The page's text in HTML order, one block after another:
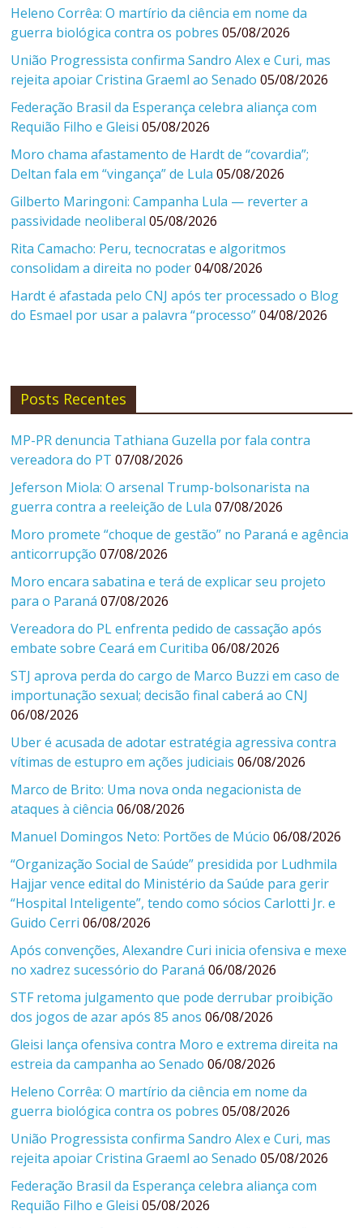
Heleno Corrêa: O martírio da ciência em nome da
guerra biológica contra os pobres 05/08/2026
União Progressista confirma Sandro Alex e Curi, mas
rejeita apoiar Cristina Graeml ao Senado 05/08/2026
Federação Brasil da Esperança celebra aliança com
Requião Filho e Gleisi 05/08/2026
Moro chama afastamento de Hardt de “covardia”;
Deltan fala em “vingança” de Lula 05/08/2026
Gilberto Maringoni: Campanha Lula — reverter a
passividade neoliberal 05/08/2026
Rita Camacho: Peru, tecnocratas e algoritmos
consolidam a direita no poder 04/08/2026
Hardt é afastada pelo CNJ após ter processado o Blog
do Esmael por usar a palavra “processo” 04/08/2026
Posts Recentes
MP-PR denuncia Tathiana Guzella por fala contra
vereadora do PT 07/08/2026
Jeferson Miola: O arsenal Trump-bolsonarista na
guerra contra a reeleição de Lula 07/08/2026
Moro promete “choque de gestão” no Paraná e agência
anticorrupção 07/08/2026
Moro encara sabatina e terá de explicar seu projeto
para o Paraná 07/08/2026
Vereadora do PL enfrenta pedido de cassação após
embate sobre Ceará em Curitiba 06/08/2026
STJ aprova perda do cargo de Marco Buzzi em caso de
importunação sexual; decisão final caberá ao CNJ
06/08/2026
Uber é acusada de adotar estratégia agressiva contra
vítimas de estupro em ações judiciais 06/08/2026
Marco de Brito: Uma nova onda negacionista de
ataques à ciência 06/08/2026
Manuel Domingos Neto: Portões de Múcio 06/08/2026
“Organização Social de Saúde” presidida por Ludhmila
Hajjar vence edital do Ministério da Saúde para gerir
“Hospital Inteligente”, tendo como sócios Carlotti Jr. e
Guido Cerri 06/08/2026
Após convenções, Alexandre Curi inicia ofensiva e mexe
no xadrez sucessório do Paraná 06/08/2026
STF retoma julgamento que pode derrubar proibição
dos jogos de azar após 85 anos 06/08/2026
Gleisi lança ofensiva contra Moro e extrema direita na
estreia da campanha ao Senado 06/08/2026
Heleno Corrêa: O martírio da ciência em nome da
guerra biológica contra os pobres 05/08/2026
União Progressista confirma Sandro Alex e Curi, mas
rejeita apoiar Cristina Graeml ao Senado 05/08/2026
Federação Brasil da Esperança celebra aliança com
Requião Filho e Gleisi 05/08/2026